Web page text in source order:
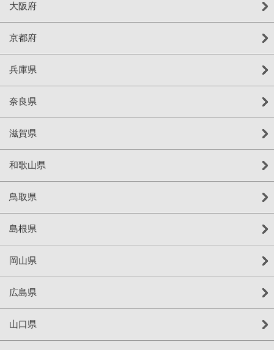
大阪府
京都府
兵庫県
奈良県
滋賀県
和歌山県
鳥取県
島根県
岡山県
広島県
山口県